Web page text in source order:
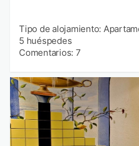
Tipo de alojamiento:
5 huéspedes
Comentarios: 7